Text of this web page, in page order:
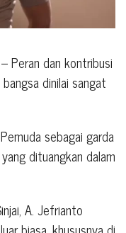
Peran dan kontribusi
dinilai sangat
sebagai garda
dituangkan dalam
A. Jefrianto